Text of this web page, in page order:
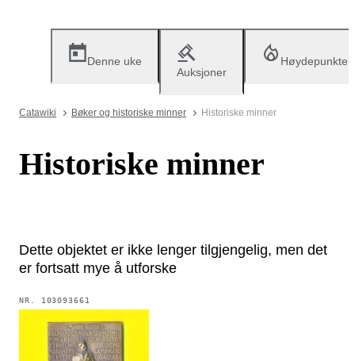
Denne uke
Auksjoner
Høydepunkter
Catawiki Bøker og historiske minner Historiske minner
Historiske minner
Dette objektet er ikke lenger tilgjengelig, men det
er fortsatt mye å utforske
NR. 103093661